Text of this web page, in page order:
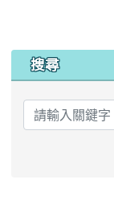
搜尋